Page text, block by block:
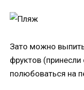
Зато можно
фруктов
полюбоваться на